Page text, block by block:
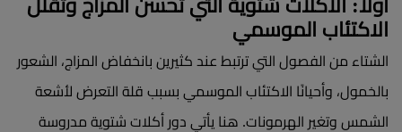
أولاً: الأكلات شتوية التي تحسن المزاج وتقلل
الاكتئاب الموسمي
الشتاء من الفصول التي ترتبط عند كثيرين بانخفاض المزاج، الشعور
بالخمول، وأحيانًا الاكتئاب الموسمي بسبب قلة التعرض لأشعة
الشمس وتغير الهرمونات. هنا يأتي دور أكلات شتوية مدروسة